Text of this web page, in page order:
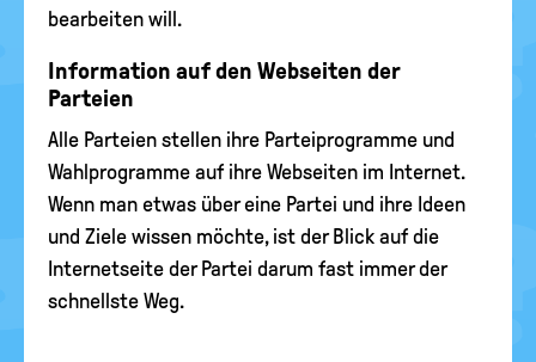
bearbeiten will.
Information auf den Webseiten der
Parteien
Alle Parteien stellen ihre Parteiprogramme und
Wahlprogramme auf ihre Webseiten im Internet.
Wenn man etwas über eine Partei und ihre Ideen
und Ziele wissen möchte, ist der Blick auf die
Internetseite der Partei darum fast immer der
schnellste Weg.